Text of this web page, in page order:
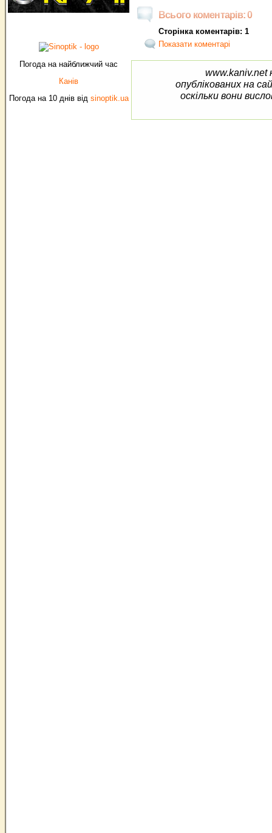
Погода на найближчий час
Канів
Погода на 10 днів від sinoptik.ua
Всього коментарів: 0
Сторінка коментарів: 1
Показати коментарі
www.kaniv.net
опублікованих на
оскільки вони